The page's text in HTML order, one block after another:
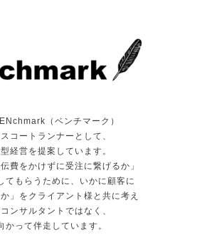
（ベンチマーク）
コートランナーとして、
経営を提案しています。
費をかけずに受注に繋げるか」
てもらうために、いかに顧客に
」をクライアント様と共に考え
ンサルタントではなく、
かって伴走しています。